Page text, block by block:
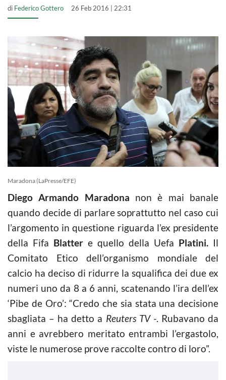
di Federico Gottero 26 Feb 2016 | 22:31
Maradona (LaPresse/EFE)
Diego Armando Maradona non è mai banale
quando decide di parlare soprattutto nel caso cui
l’argomento in questione riguarda l’ex presidente
della Fifa Blatter e quello della Uefa Platini. Il
Comitato Etico dell’organismo mondiale del
calcio ha deciso di ridurre la squalifica dei due ex
numeri uno da 8 a 6 anni, scatenando l’ira dell’ex
‘Pibe de Oro’: “Credo che sia stata una decisione
sbagliata – ha detto a Reuters TV-. Rubavano da
anni e avrebbero meritato entrambi l’ergastolo,
viste le numerose prove raccolte contro di loro”.